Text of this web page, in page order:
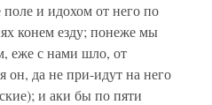
и идохом от него по
конем езду; понеже мы
еже с нами шло, от
он, да не при-идут на него
и аки бы по пяти